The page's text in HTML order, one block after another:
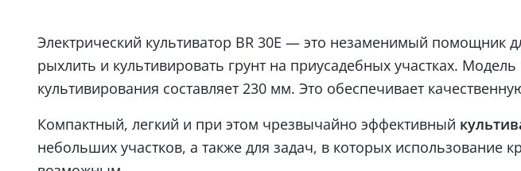
Электрический культиватор BR 30E — это незаменимый помощник
рыхлить и культивировать грунт на приусадебных участках.
культивирования составляет 230 мм. Это обеспечивает
Компактный, легкий и при этом чрезвычайно эффективный
небольших участков, а также для задач, в которых использование